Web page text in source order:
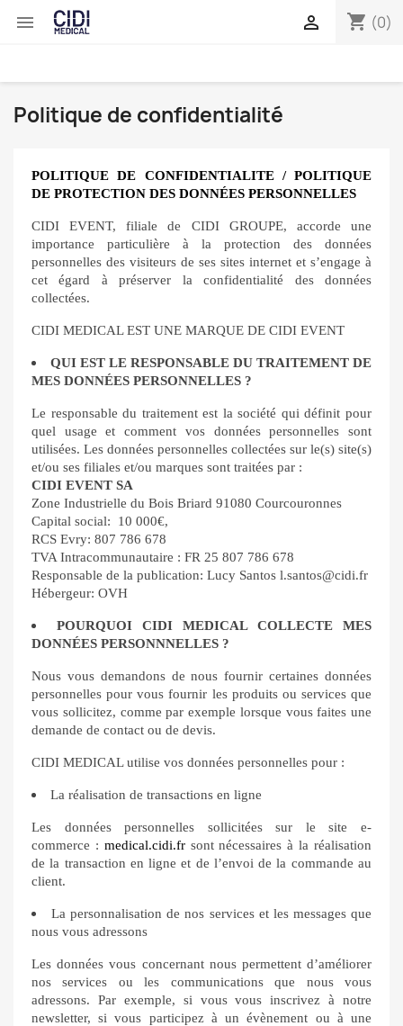
 shopping_cart (0)

Politique de confidentialité
POLITIQUE DE CONFIDENTIALITE / POLITIQUE
DE PROTECTION DES DONNÉES PERSONNELLES
CIDI EVENT, filiale de CIDI GROUPE, accorde une
importance particulière à la protection des données
personnelles des visiteurs de ses sites internet et s’engage à
cet égard à préserver la confidentialité des données
collectées.
CIDI MEDICAL EST UNE MARQUE DE CIDI EVENT
QUI EST LE RESPONSABLE DU TRAITEMENT DE
MES DONNÉES PERSONNELLES ?
Le responsable du traitement est la société qui définit pour
quel usage et comment vos données personnelles sont
utilisées. Les données personnelles collectées sur le(s) site(s)
et/ou ses filiales et/ou marques sont traitées par :
CIDI EVENT SA
Zone Industrielle du Bois Briard 91080 Courcouronnes
Capital social: 10 000€,
RCS Evry: 807 786 678
TVA Intracommunautaire : FR 25 807 786 678
Responsable de la publication: Lucy Santos l.santos@cidi.fr
Hébergeur: OVH
POURQUOI CIDI MEDICAL COLLECTE MES
DONNÉES PERSONNNELLES ?
Nous vous demandons de nous fournir certaines données
personnelles pour vous fournir les produits ou services que
vous sollicitez, comme par exemple lorsque vous faites une
demande de contact ou de devis.
CIDI MEDICAL utilise vos données personnelles pour :
La réalisation de transactions en ligne
Les données personnelles sollicitées sur le site e-
commerce : medical.cidi.frsont nécessaires à la réalisation
de la transaction en ligne et de l’envoi de la commande au
client.
La personnalisation de nos services et les messages que
nous vous adressons
Les données vous concernant nous permettent d’améliorer
nos services ou les communications que nous vous
adressons. Par exemple, si vous vous inscrivez à notre
newsletter, si vous participez à un évènement ou à une